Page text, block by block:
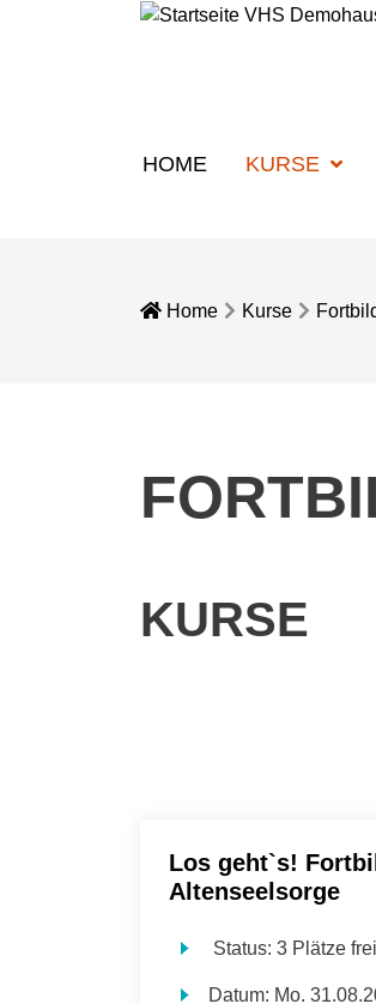
HOME KURSE
Home Kurse
KURSE
Los geht`s!
Altenseelsorge
Status: 3 Plätze frei
Datum: Mo.